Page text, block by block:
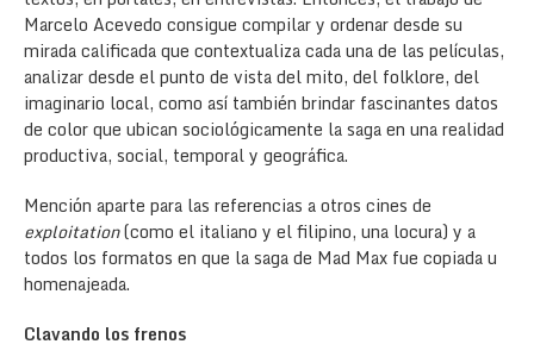
Marcelo Acevedo consigue compilar y ordenar desde su
mirada calificada que contextualiza cada una de las películas,
analizar desde el punto de vista del mito, del folklore, del
imaginario local, como así también brindar fascinantes datos
de color que ubican sociológicamente la saga en una realidad
productiva, social, temporal y geográfica.
Mención aparte para las referencias a otros cines de
exploitation(como el italiano y el filipino, una locura) y a
todos los formatos en que la saga de Mad Max fue copiada u
homenajeada.
Clavando los frenos